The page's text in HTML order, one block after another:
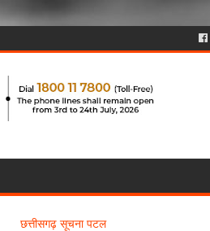
छत्तीसगढ़ सूचना पटल